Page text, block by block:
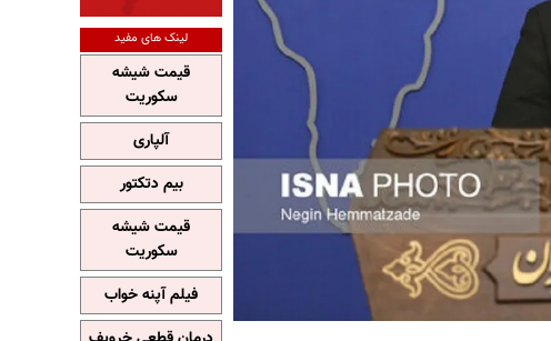
لینک های مفید
قیمت شیشه
سکوریت
آلپاری
بیم دتکتور
قیمت شیشه
سکوریت
فیلم آپنه خواب